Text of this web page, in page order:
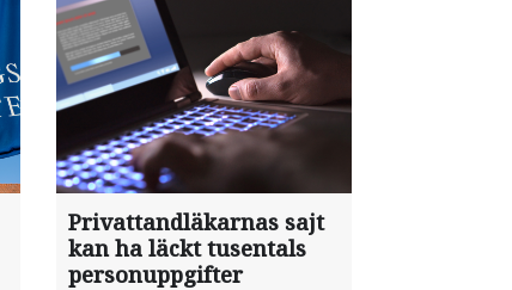
Privattandläkarnas sajt
kan ha läckt tusentals
personuppgifter